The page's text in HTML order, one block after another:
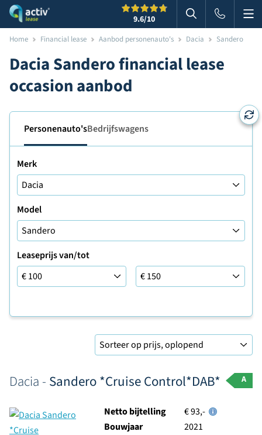
9.6/10 Zoeken in
Home Financial lease Aanbod personenauto's Dacia Sandero
Dacia Sandero financial lease
occasion aanbod
Personenauto'sBedrijfswagens
Merk
Model
Leaseprijs van/tot
Leaseprijs tot
Dacia - Sandero *Cruise Control*DAB* A
Netto bijtelling
€ 93,-
Bouwjaar
2021